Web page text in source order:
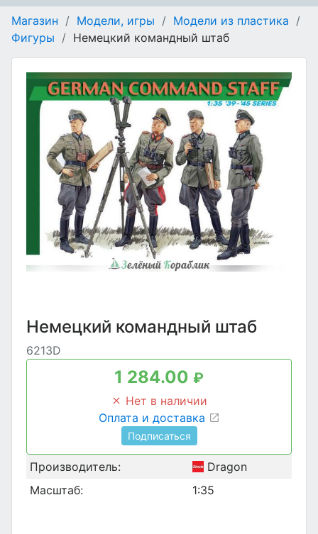
Магазин / Модели, игры / Модели из пластика /
Фигуры / Немецкий командный штаб
Немецкий командный штаб
6213D
1 284.00 ₽
Нет в наличии
Оплата и доставка
Подписаться
Производитель:
Dragon
Масштаб:
1:35